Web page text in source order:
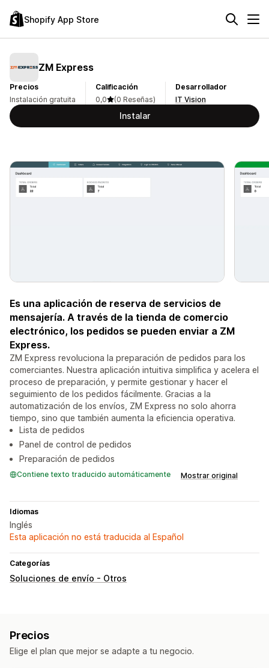
Shopify App Store
ZM Express
Precios
Instalación gratuita
Calificación
0,0
(0 Reseñas)
Desarrollador
IT Vision
Instalar
Es una aplicación de reserva de servicios de
mensajería. A través de la tienda de comercio
electrónico, los pedidos se pueden enviar a ZM
Express.
ZM Express revoluciona la preparación de pedidos para los
comerciantes. Nuestra aplicación intuitiva simplifica y acelera el
proceso de preparación, y permite gestionar y hacer el
seguimiento de los pedidos fácilmente. Gracias a la
automatización de los envíos, ZM Express no solo ahorra
tiempo, sino que también aumenta la eficiencia operativa.
Lista de pedidos
Panel de control de pedidos
Preparación de pedidos
Contiene texto traducido automáticamente Mostrar original
Idiomas
Inglés
Esta aplicación no está traducida al Español
Categorías
Soluciones de envío - Otros
Precios
Elige el plan que mejor se adapte a tu negocio.